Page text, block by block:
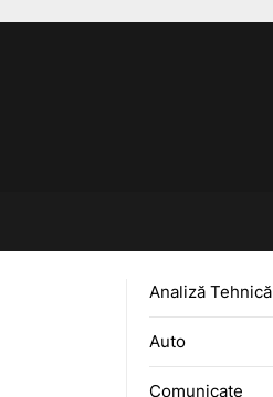
Analiză Tehnică
Auto
Comunicate